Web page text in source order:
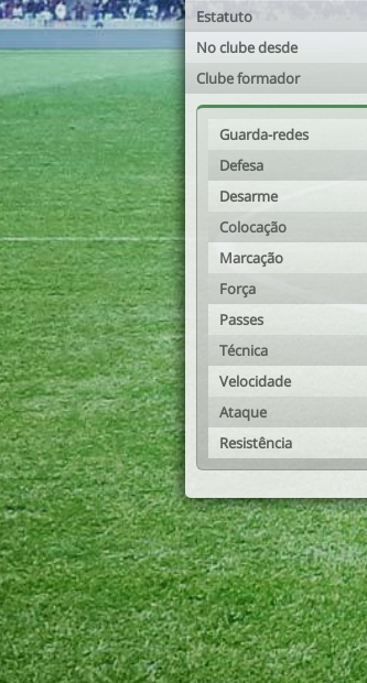
Estatuto
No clube desde
Clube formador
Guarda-redes
Defesa
Desarme
Colocação
Marcação
Força
Passes
Técnica
Velocidade
Ataque
Resistência